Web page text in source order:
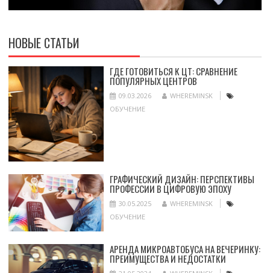
НОВЫЕ СТАТЬИ
ГДЕ ГОТОВИТЬСЯ К ЦТ: СРАВНЕНИЕ
ПОПУЛЯРНЫХ ЦЕНТРОВ
09.03.2026
WHEREMINSK
ОБУЧЕНИЕ
ГРАФИЧЕСКИЙ ДИЗАЙН: ПЕРСПЕКТИВЫ
ПРОФЕССИИ В ЦИФРОВУЮ ЭПОХУ
30.05.2025
WHEREMINSK
ОБУЧЕНИЕ
АРЕНДА МИКРОАВТОБУСА НА ВЕЧЕРИНКУ:
ПРЕИМУЩЕСТВА И НЕДОСТАТКИ